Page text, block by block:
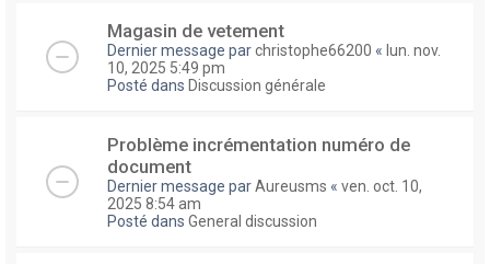
Magasin de vetement
Dernier message parchristophe66200 « lun. nov.
10, 2025 5:49 pm
Posté dans Discussion générale
Problème incrémentation numéro de
document
Dernier message parAureusms « ven. oct. 10,
2025 8:54 am
Posté dans General discussion